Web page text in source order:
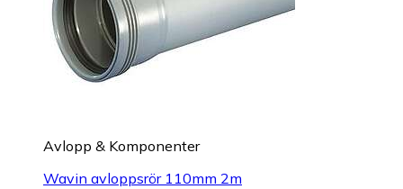
Avlopp & Komponenter
Wavin avloppsrör 110mm 2m